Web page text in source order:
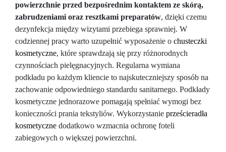
powierzchnie przed bezpośrednim kontaktem ze skórą,
zabrudzeniami oraz resztkami preparatów, dzięki czemu
dezynfekcja między wizytami przebiega sprawniej. W
codziennej pracy warto uzupełnić wyposażenie o chusteczki
kosmetyczne, które sprawdzają się przy różnorodnych
czynnościach pielęgnacyjnych. Regularna wymiana
podkładu po każdym kliencie to najskuteczniejszy sposób na
zachowanie odpowiedniego standardu sanitarnego. Podkłady
kosmetyczne jednorazowe pomagają spełniać wymogi bez
konieczności prania tekstyliów. Wykorzystanie prześcieradła
kosmetyczne dodatkowo wzmacnia ochronę foteli
zabiegowych o większej powierzchni.